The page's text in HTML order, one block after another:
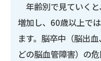
年齢別で見ていく
増加し、60歳以上で
ます。脳卒中（脳出
どの脳血管障害）の